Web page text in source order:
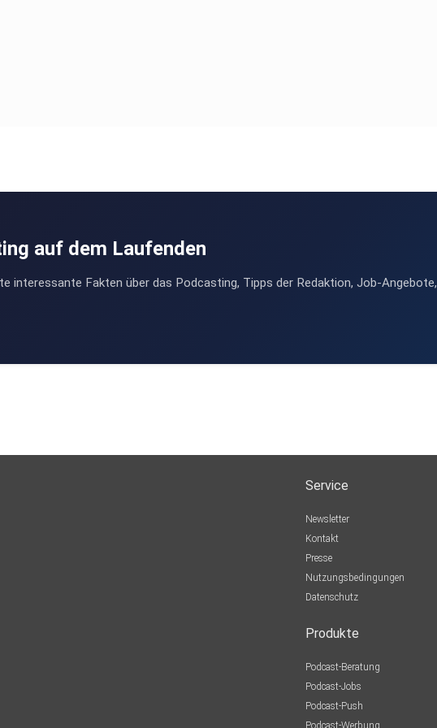
auf dem Laufenden
interessante Fakten über das Podcasting, Tipps der Redaktion, Job-
Service
Newsletter
Kontakt
Presse
Nutzungsbedingungen
Datenschutz
Produkte
Podcast-Beratung
Podcast-Jobs
Podcast-Push
Podcast-Werbung